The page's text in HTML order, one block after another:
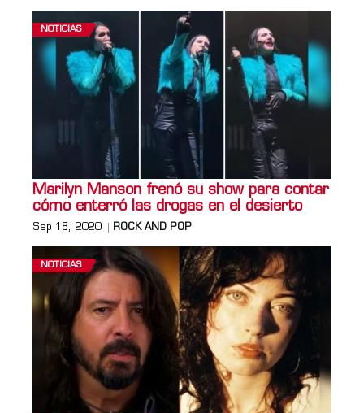
NOTICIAS
Marilyn Manson frenó su show para contar
cómo enterró las drogas en el desierto
Sep 18, 2020 ROCK AND POP
NOTICIAS